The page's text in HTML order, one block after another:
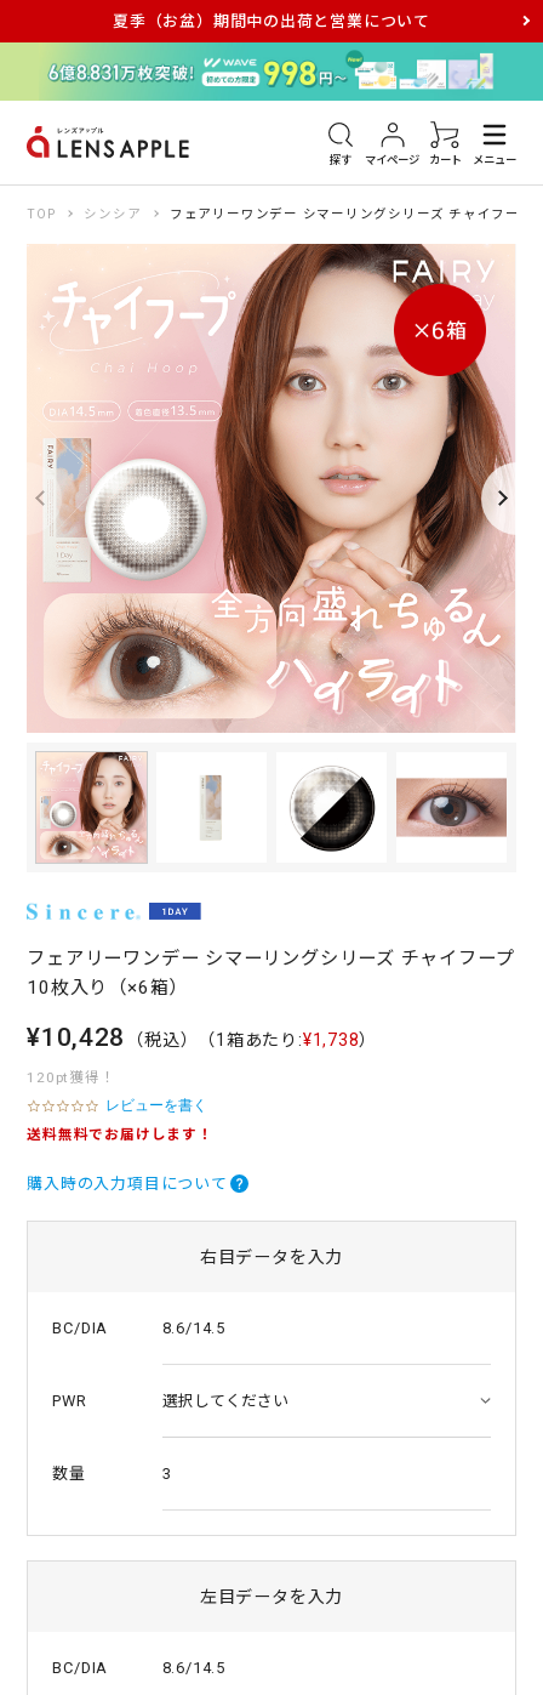
夏季（お盆）期間中の出荷と営業について
探す マイページ カート メニュー
アキュビュー メダリスト メガネ
TOP シンシア フェアリーワンデー シマーリングシリーズ チャイフープ
フェアリーワンデー シマーリングシリーズ チャイフープ
10枚入り（×6箱）
¥10,428 （税込） （1箱あたり:¥1,738）
120pt獲得！
0
.
t
n
レビューを書く
送料無料でお届けします！
購入時の入力項目について
右目データを入力
BC/DIA 8.6/14.5
PWR
数量 3
左目データを入力
BC/DIA 8.6/14.5